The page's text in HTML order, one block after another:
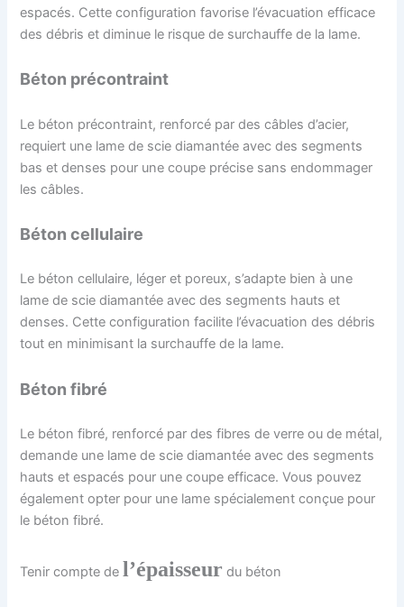
espacés. Cette configuration favorise l’évacuation efficace
des débris et diminue le risque de surchauffe de la lame.
Béton précontraint
Le béton précontraint, renforcé par des câbles d’acier,
requiert une lame de scie diamantée avec des segments
bas et denses pour une coupe précise sans endommager
les câbles.
Béton cellulaire
Le béton cellulaire, léger et poreux, s’adapte bien à une
lame de scie diamantée avec des segments hauts et
denses. Cette configuration facilite l’évacuation des débris
tout en minimisant la surchauffe de la lame.
Béton fibré
Le béton fibré, renforcé par des fibres de verre ou de métal,
demande une lame de scie diamantée avec des segments
hauts et espacés pour une coupe efficace. Vous pouvez
également opter pour une lame spécialement conçue pour
le béton fibré.
Tenir compte del’épaisseur du béton